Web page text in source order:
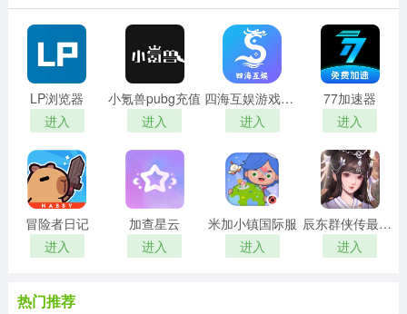
LP浏览器
进入
小氪兽pubg充值
进入
四海互娱游戏平台
进入
77加速器
进入
冒险者日记
进入
加查星云
进入
米加小镇国际服
进入
辰东群侠传最新版
进入
热门推荐